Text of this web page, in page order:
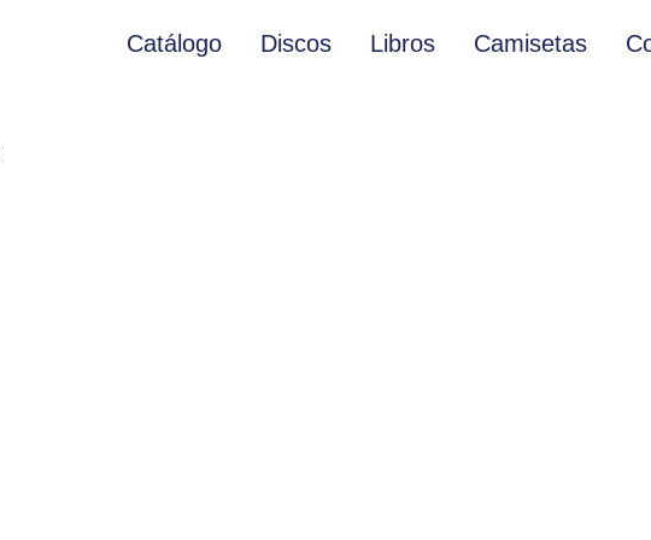
Catálogo Discos Libros Camisetas